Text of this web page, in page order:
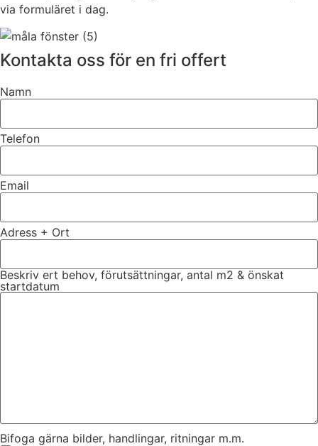
via formuläret i dag.
Kontakta oss för en fri offert
Namn
Telefon
Email
Adress + Ort
Beskriv ert behov, förutsättningar, antal m2 & önskat
startdatum
Bifoga gärna bilder, handlingar, ritningar m.m.